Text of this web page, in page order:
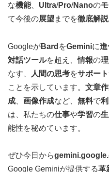
な機能、 Ultra/Pro/Nanoの
て今後の展望までを徹底解説
GoogleがBard をGeminiに進
対話ツールを超え、情報の
なす、
人間の思考をサポート
ことを示しています。 文章
成
画像作成など、 無料で
は、私たちの仕事や学習の
能性を秘めています。
ぜひ今日から
Google Geminiが提供する革